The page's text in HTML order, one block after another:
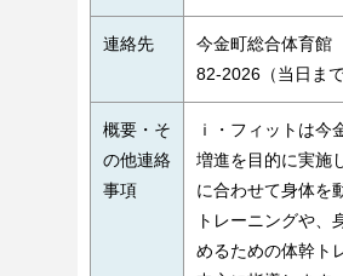
連絡先
今金町総合体育
82-2026（当日ま
概要・そ
の他連絡
事項
ｉ・フィットは今
増進を目的に実施
に合わせて身体を
トレーニングや、
めるための体幹ト